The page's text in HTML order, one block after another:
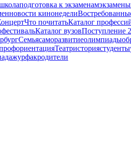
подготовка к экзаменамэкзамены
новости кинонедели
Что почитатьКаталог
фестивальКаталог вузовПоступление
Семьясаморазвитиеолимпиады
Театристориястуденты
журфакродители